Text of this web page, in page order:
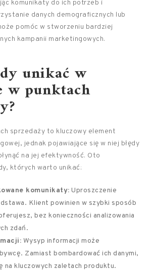
komunikaty do ich potrzeb i
danych demograficznych lub
pomóc w stworzeniu bardziej
kampanii marketingowych.
unikać w
w punktach
sprzedaży to kluczowy element
jednak pojawiające się w niej błędy
na jej efektywność. Oto
których warto unikać:
komunikaty: Uproszczenie
Klient powinien w szybki sposób
bez konieczności analizowania
zdań.
Wysyp informacji może
Zamiast bombardować ich danymi,
na kluczowych zaletach produktu.